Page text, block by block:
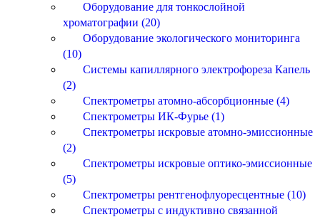
Оборудование для тонкослойной
хроматографии (20)
Оборудование экологического мониторинга
(10)
Системы капиллярного электрофореза Капель
(2)
Спектрометры атомно-абсорбционные (4)
Спектрометры ИК-Фурье (1)
Спектрометры искровые атомно-эмиссионные
(2)
Спектрометры искровые оптико-эмиссионные
(5)
Спектрометры рентгенофлуоресцентные (10)
Спектрометры с индуктивно связанной